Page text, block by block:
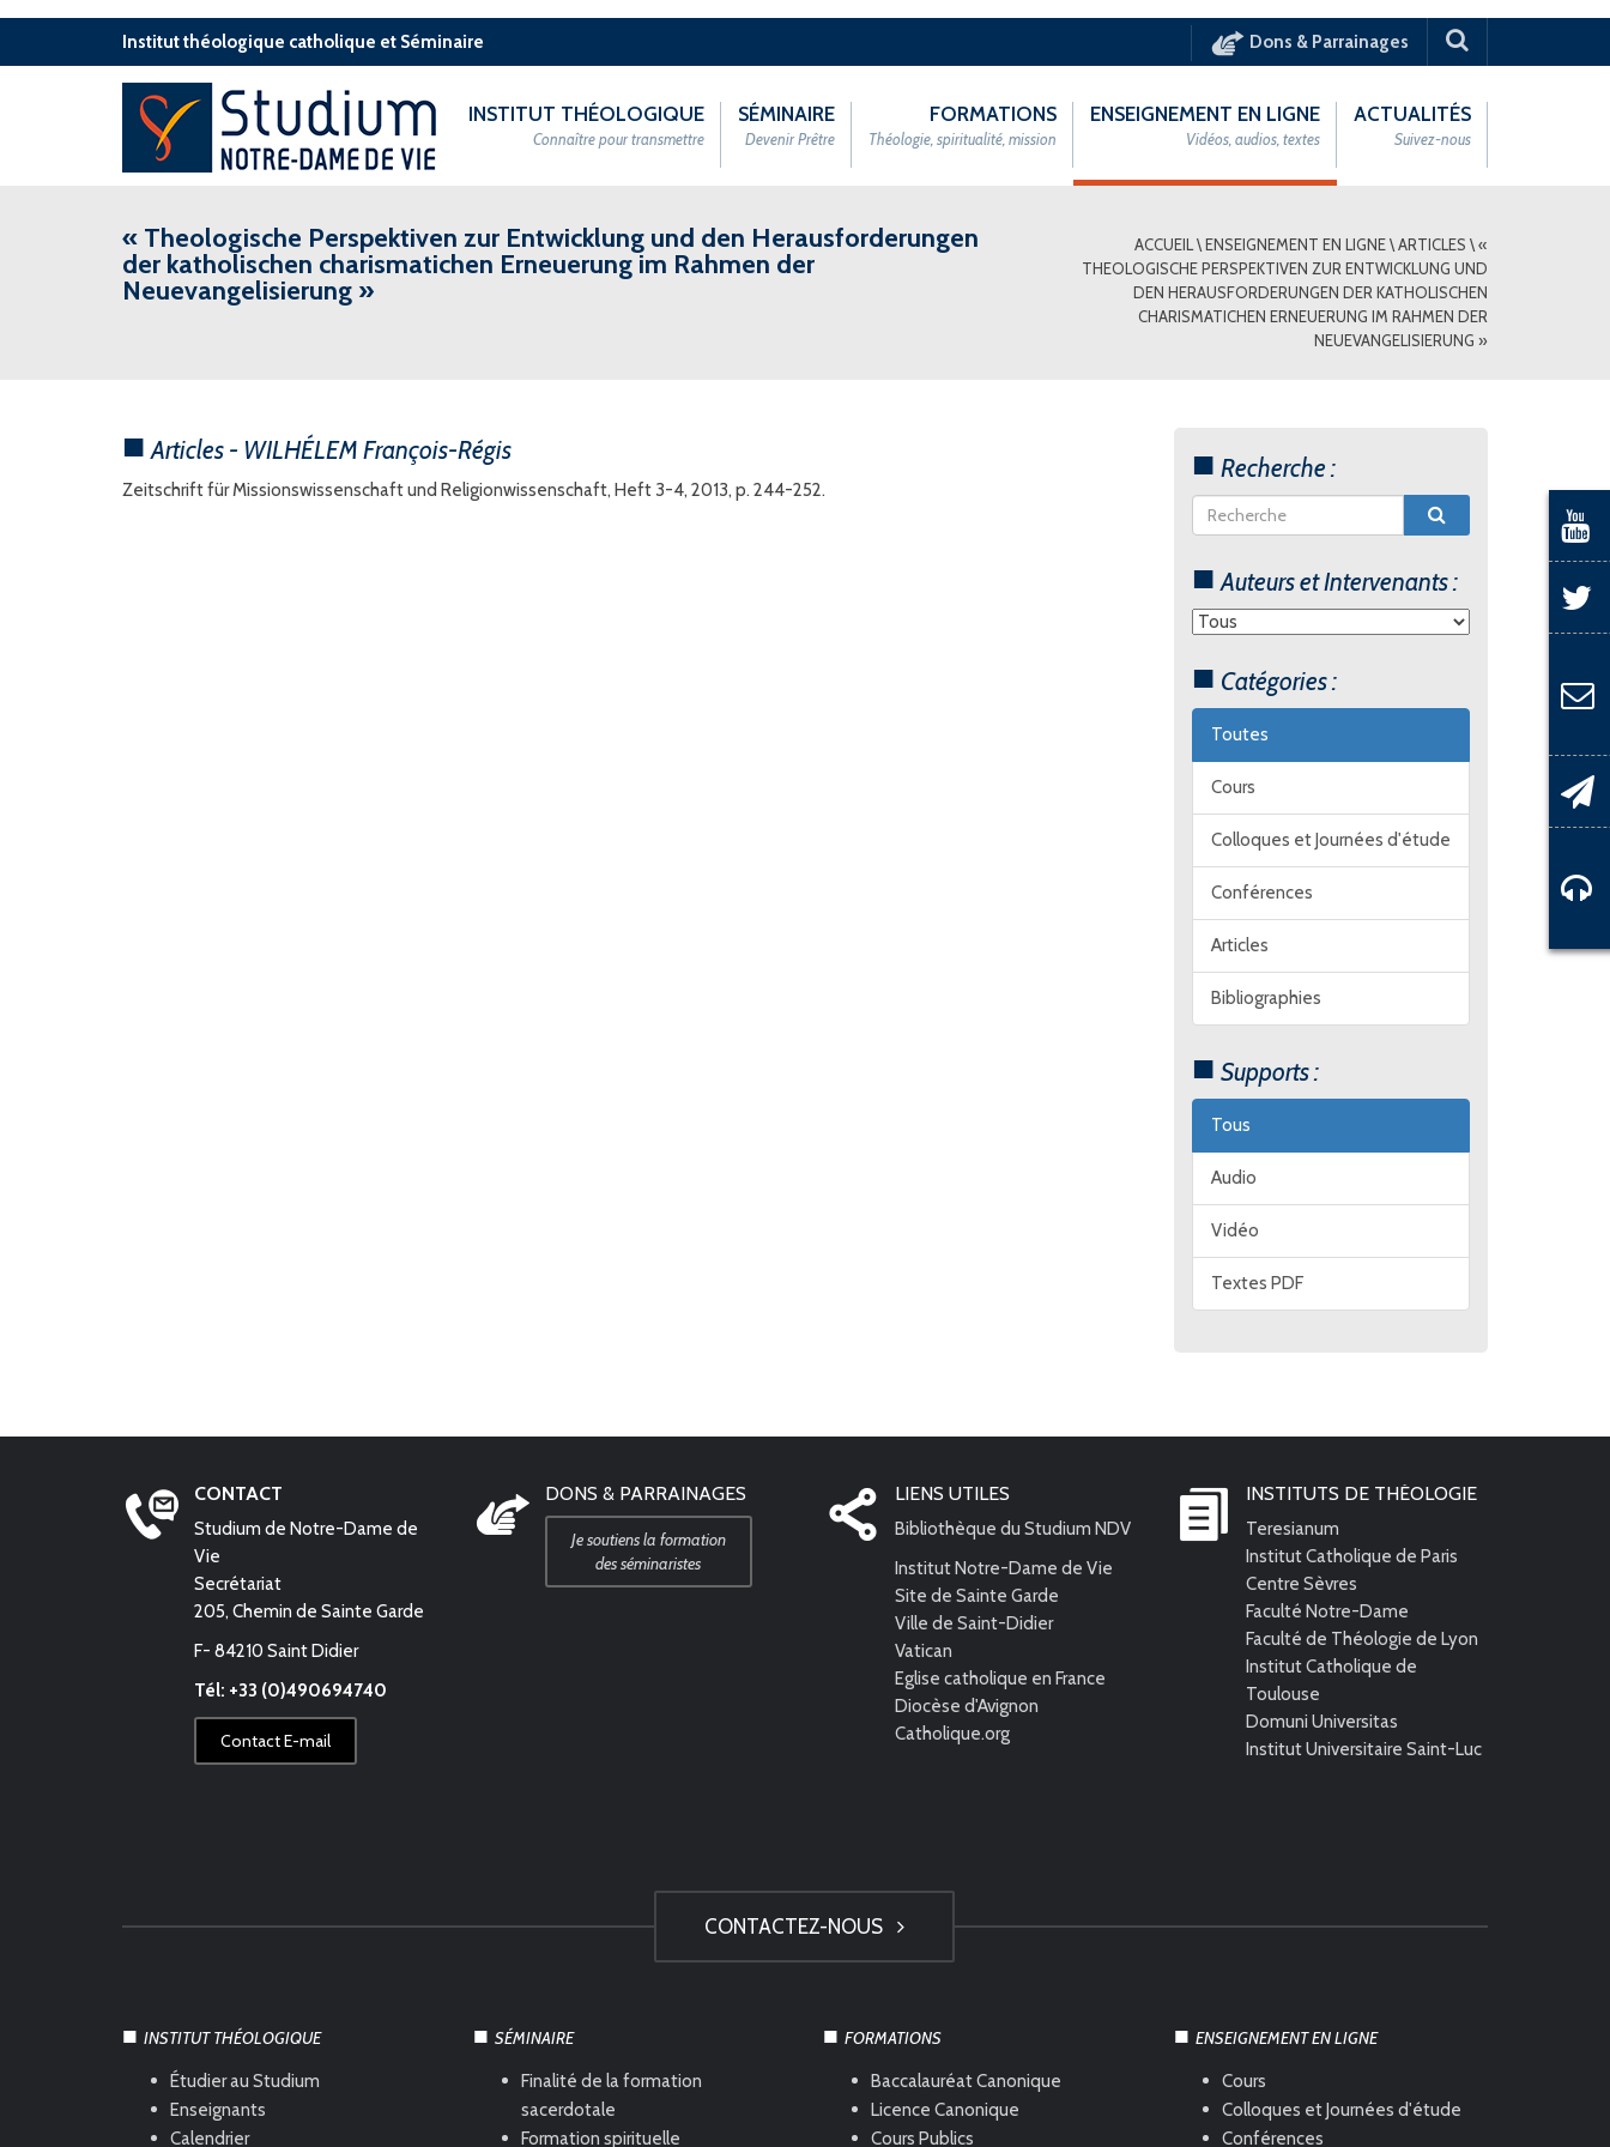
Institut théologique catholique et Séminaire Dons & Parrainages
INSTITUT THÉOLOGIQUE
Connaître pour transmettre
SÉMINAIRE
Devenir Prêtre
FORMATIONS
Théologie, spiritualité, mission
ENSEIGNEMENT EN LIGNE
Vidéos, audios, textes
ACTUALITÉS
Suivez-nous
« Theologische Perspektiven zur Entwicklung und den Herausforderungen
der katholischen charismatichen Erneuerung im Rahmen der
Neuevangelisierung »
ACCUEIL\ENSEIGNEMENT EN LIGNE\ARTICLES \«
THEOLOGISCHE PERSPEKTIVEN ZUR ENTWICKLUNG UND
DEN HERAUSFORDERUNGEN DER KATHOLISCHEN
CHARISMATICHEN ERNEUERUNG IM RAHMEN DER
NEUEVANGELISIERUNG »
Recherche :
Auteurs et Intervenants :
Catégories :
Toutes
Cours
Colloques et Journées d'étude
Conférences
Articles
Bibliographies
Supports :
Tous
Audio
Vidéo
Textes PDF
Articles - WILHÉLEM François-Régis
Zeitschrift für Missionswissenschaft und Religionwissenschaft, Heft 3-4, 2013, p. 244-252.
CONTACT
Studium de Notre-Dame de
Vie
Secrétariat
205, Chemin de Sainte Garde
F- 84210 Saint Didier
Tél: +33 (0)490694740
Contact E-mail
DONS & PARRAINAGES
Je soutiens la formation
des séminaristes
LIENS UTILES
Bibliothèque du Studium NDV
Institut Notre-Dame de Vie
Site de Sainte Garde
Ville de Saint-Didier
Vatican
Eglise catholique en France
Diocèse d'Avignon
Catholique.org
INSTITUTS DE THÉOLOGIE
Teresianum
Institut Catholique de Paris
Centre Sèvres
Faculté Notre-Dame
Faculté de Théologie de Lyon
Institut Catholique de
Toulouse
Domuni Universitas
Institut Universitaire Saint-Luc
CONTACTEZ-NOUS
INSTITUT THÉOLOGIQUE
Étudier au Studium
Enseignants
Calendrier
SÉMINAIRE
Finalité de la formation
sacerdotale
Formation spirituelle
FORMATIONS
Baccalauréat Canonique
Licence Canonique
Cours Publics
ENSEIGNEMENT EN LIGNE
Cours
Colloques et Journées d'étude
Conférences